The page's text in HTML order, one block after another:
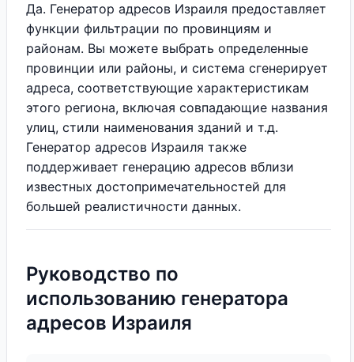
Да. Генератор адресов Израиля предоставляет
функции фильтрации по провинциям и
районам. Вы можете выбрать определенные
провинции или районы, и система сгенерирует
адреса, соответствующие характеристикам
этого региона, включая совпадающие названия
улиц, стили наименования зданий и т.д.
Генератор адресов Израиля также
поддерживает генерацию адресов вблизи
известных достопримечательностей для
большей реалистичности данных.
Руководство по
использованию генератора
адресов Израиля